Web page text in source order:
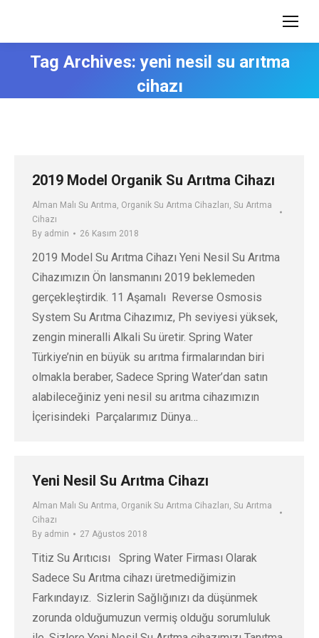
Tag Archives:yeni nesil su arıtma
cihazı
2019 Model Organik Su Arıtma Cihazı
Alman Malı Su Arıtma, Organik Su Arıtma Cihazları, Su Arıtma
Cihazı
By admin 26 Kasım 2018
2019 Model Su Arıtma Cihazı Yeni Nesil Su Arıtma
Cihazımızın Ön lansmanını 2019 beklemeden
gerçekleştirdik. 11 Aşamalı Reverse Osmosis
System Su Arıtma Cihazımız, Ph seviyesi yüksek,
zengin mineralli Alkali Su üretir. Spring Water
Türkiye’nin en büyük su arıtma firmalarından biri
olmakla beraber, Sadece Spring Water’dan satın
alabileceğiniz yeni nesil su arıtma cihazımızın
İçerisindeki Parçalarımız Dünya…
Yeni Nesil Su Arıtma Cihazı
Alman Malı Su Arıtma, Organik Su Arıtma Cihazları, Su Arıtma
Cihazı
By admin 27 Ağustos 2018
Titiz Su Arıtıcısı Spring Water Firması Olarak
Sadece Su Arıtma cihazı üretmediğimizin
Farkındayız. Sizlerin Sağlığınızı da düşünmek
zorunda olduğumuzun vermiş olduğu sorumluluk